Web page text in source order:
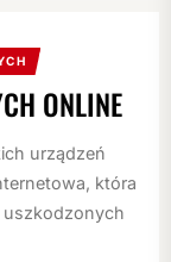
ONLINE
urządzeń
która
uszkodzonych